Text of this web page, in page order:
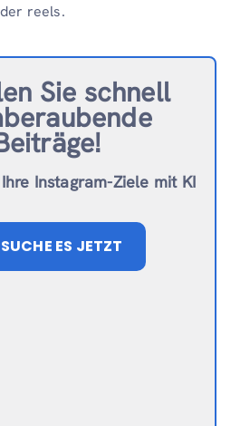
reels.
Sie schnell
Instagram-Ziele mit KI
ES JETZT